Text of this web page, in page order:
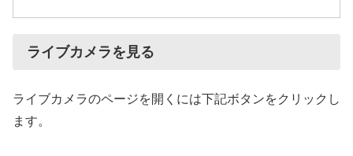
ライブカメラを見る
ライブカメラのページを開くには下記ボタンをクリックし
ます。